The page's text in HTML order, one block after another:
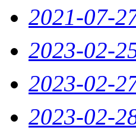
2021-07-
2023-02-
2023-02-
2023-02-